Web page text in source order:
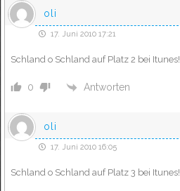
oli
17. Juni 2010 17:21
Schland o Schland auf Platz 2 bei Itunes!
0 Antworten
oli
17. Juni 2010 16:05
Schland o Schland auf Platz 3 bei Itunes!